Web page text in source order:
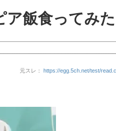
ア飯食ってみ
元スレ： https://egg.5ch.net/test/